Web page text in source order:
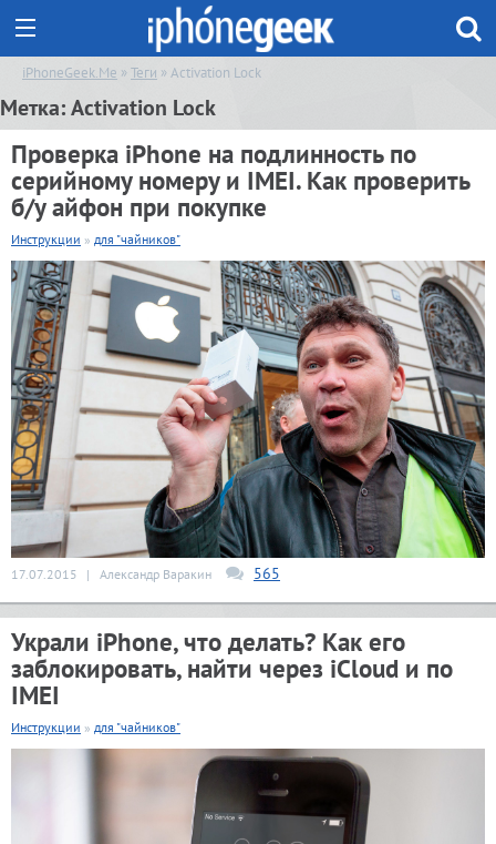
iPhoneGeek.Me »Теги » Activation Lock
Метка:Activation Lock
Проверка iPhone на подлинность по
серийному номеру и IMEI. Как проверить
б/у айфон при покупке
Инструкции » для "чайников"
17.07.2015 | Александр Варакин 565
Украли iPhone, что делать? Как его
заблокировать, найти через iCloud и по
IMEI
Инструкции » для "чайников"